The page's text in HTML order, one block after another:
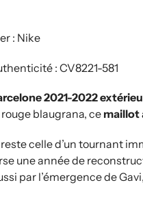
: Nike
: CV8221-581
2021-2022
blaugrana, cemaillot
celle d’un tournant
une année de
par l’émergence de